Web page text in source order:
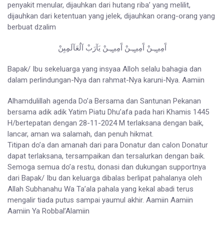
penyakit menular, dijauhkan dari hutang riba’ yang melilit,
dijauhkan dari ketentuan yang jelek, dijauhkan orang-orang yang
berbuat dzalim
آَمِيـٍـِـنْ آَمِيـٍـِـنْ آَمِيـٍـِـنْ يَآرَبْ آلٌعَآلَمِِيِنْ
Bapak/ Ibu sekeluarga yang insyaa Alloh selalu bahagia dan
dalam perlindungan-Nya dan rahmat-Nya karuni-Nya. Aamiin
Alhamdulillah agenda Do’a Bersama dan Santunan Pekanan
bersama adik adik Yatim Piatu Dhu’afa pada hari Khamis 1445
H/bertepatan dengan 28-11-2024 M terlaksana dengan baik,
lancar, aman wa salamah, dan penuh hikmat.
Titipan do’a dan amanah dari para Donatur dan calon Donatur
dapat terlaksana, tersampaikan dan tersalurkan dengan baik.
Semoga semua do’a restu, donasi dan dukungan supportnya
dari Bapak/ Ibu dan keluarga dibalas berlipat pahalanya oleh
Allah Subhanahu Wa Ta’ala pahala yang kekal abadi terus
mengalir tiada putus sampai yaumul akhir. Aamiin Aamiin
Aamiin Ya Robbal’Alamiin